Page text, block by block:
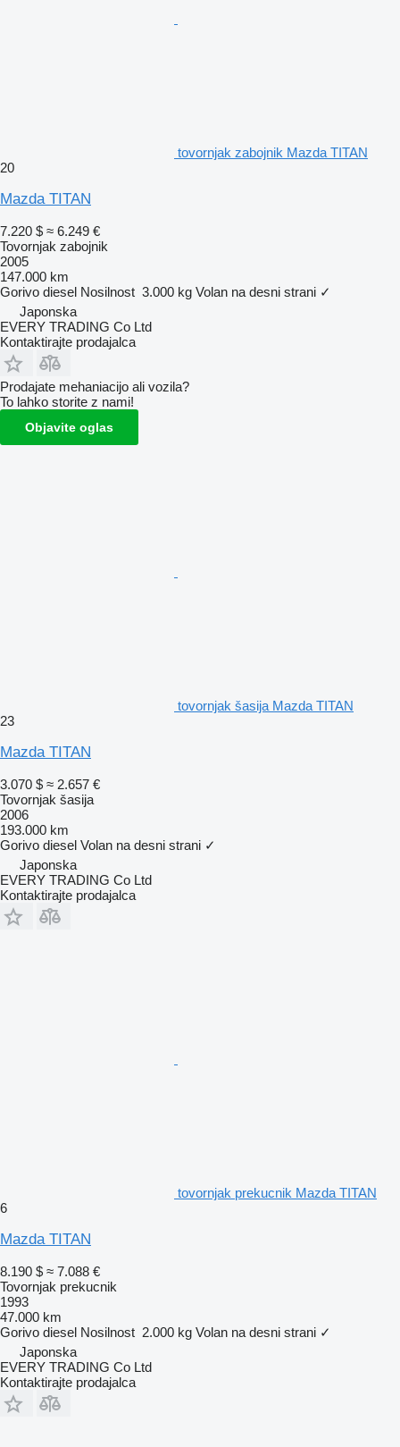
tovornjak zabojnik Mazda TITAN
20
Mazda TITAN
7.220 $ ≈ 6.249 €
Tovornjak zabojnik
2005
147.000 km
Gorivo diesel Nosilnost 3.000 kg Volan na desni strani ✓
Japonska
EVERY TRADING Co Ltd
Kontaktirajte prodajalca
Prodajate mehaniacijo ali vozila?
To lahko storite z nami!
Objavite oglas
tovornjak šasija Mazda TITAN
23
Mazda TITAN
3.070 $ ≈ 2.657 €
Tovornjak šasija
2006
193.000 km
Gorivo diesel Volan na desni strani ✓
Japonska
EVERY TRADING Co Ltd
Kontaktirajte prodajalca
tovornjak prekucnik Mazda TITAN
6
Mazda TITAN
8.190 $ ≈ 7.088 €
Tovornjak prekucnik
1993
47.000 km
Gorivo diesel Nosilnost 2.000 kg Volan na desni strani ✓
Japonska
EVERY TRADING Co Ltd
Kontaktirajte prodajalca